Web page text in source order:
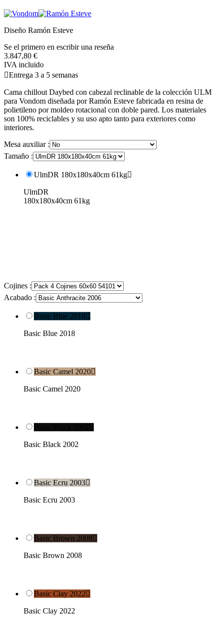
Diseño Ramón Esteve
Se el primero en escribir una reseña
3.847,80 €
IVA incluido
Entrega 3 a 5 semanas
Cama chillout Daybed con cabezal reclinable de la colección ULM
para Vondom diseñada por Ramón Esteve fabricada en resina de
polietileno por moldeo rotacional con doble pared. Los materiales
son 100% reciclables y su uso apto tanto para exteriores como
interiores.
Mesa auxiliar :
Tamaño :
UlmDR 180x180x40cm 61kg
UlmDR
180x180x40cm 61kg
Cojines :
Acabado :
Basic Blue 2018
Basic Blue 2018
Basic Camel 2020
Basic Camel 2020
Basic Black 2002
Basic Ecru 2003
Basic Ecru 2003
Basic Brown 2008
Basic Brown 2008
Basic Clay 2022
Basic Clay 2022